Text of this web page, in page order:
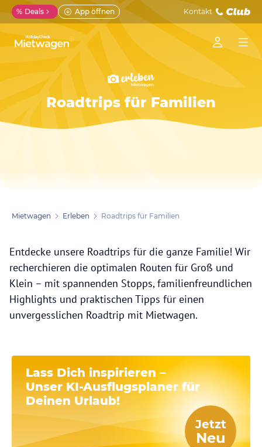
% Deals App öffnen Kontakt
Roadtrips für Familien
Mietwagen Erleben Roadtrips für Familien
Entdecke unsere Roadtrips für die ganze Familie! Wir
recherchieren die optimalen Routen für Groß und
Klein – mit spannenden Stopps, familienfreundlichen
Highlights und praktischen Tipps für einen
unvergesslichen Roadtrip mit Mietwagen.
Lass Dich inspirieren –
Unser KI-Ausflugsplanerfür
Deinen Urlaub!
Jetzt
Neu